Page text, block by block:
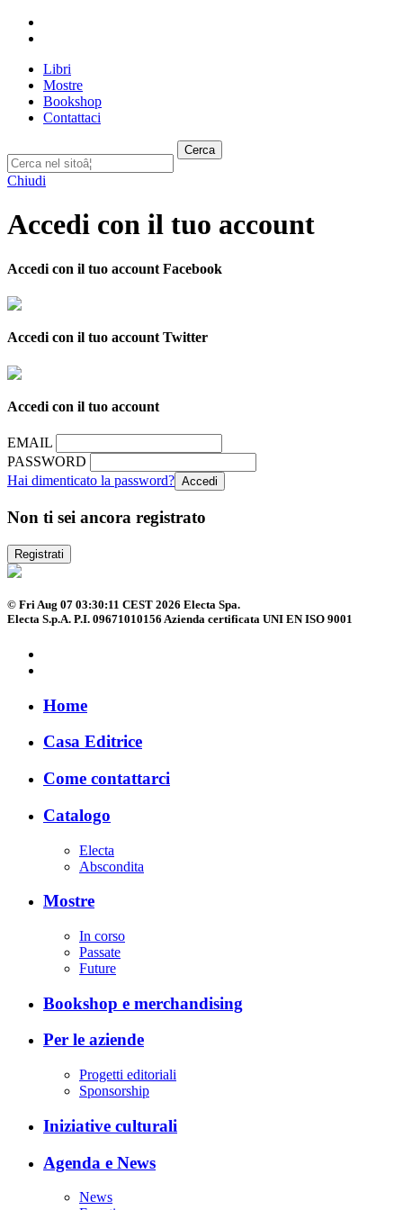
Libri
Mostre
Bookshop
Contattaci
Cerca
Chiudi
Accedi con il tuo account
Accedi con il tuo account Facebook
Accedi con il tuo account Twitter
Accedi con il tuo account
EMAIL
PASSWORD
Hai dimenticato la password?
Non ti sei ancora registrato
Registrati
© Fri Aug 07 03:30:11 CEST 2026 Electa Spa.
Electa S.p.A. P.I. 09671010156 Azienda certificata UNI EN ISO 9001
Home
Casa Editrice
Come contattarci
Catalogo
Electa
Abscondita
Mostre
In corso
Passate
Future
Bookshop e merchandising
Per le aziende
Progetti editoriali
Sponsorship
Iniziative culturali
Agenda e News
News